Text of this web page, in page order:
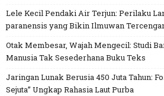
Lele Kecil Pendaki Air Terjun: Perilaku
paranensis yang Bikin Ilmuwan
Otak Membesar, Wajah Mengecil: Studi
Manusia Tak Sesederhana Buku Teks
Jaringan Lunak Berusia 450 Juta Tahun:
Sejuta” Ungkap Rahasia Laut Purba